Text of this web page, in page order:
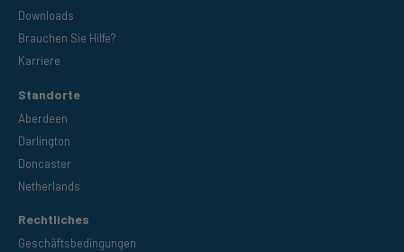
Downloads
Brauchen Sie Hilfe?
Karriere
Standorte
Aberdeen
Darlington
Doncaster
Netherlands
Rechtliches
Geschäftsbedingungen